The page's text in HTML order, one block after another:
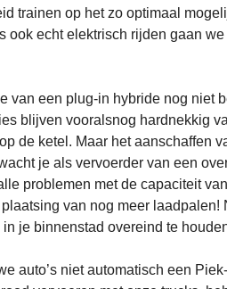
trainen op het zo optimaal
ook echt elektrisch rijden gaan
van een plug-in hybride nog niet
blijven vooralsnog hardnekkig
de ketel. Maar het aanschaffen
je als vervoerder van een
problemen met de capaciteit
van nog meer
je binnenstad overeind te
auto’s niet automatisch een